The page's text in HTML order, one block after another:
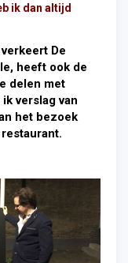
ik dan altijd
De
heeft ook de
delen met
verslag van
het bezoek